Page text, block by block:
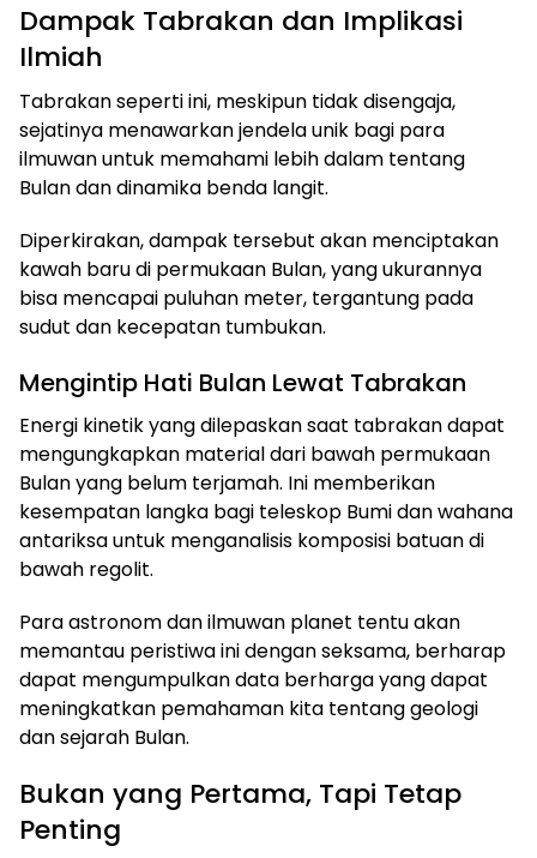
Dampak Tabrakan dan Implikasi
Ilmiah
Tabrakan seperti ini, meskipun tidak disengaja,
sejatinya menawarkan jendela unik bagi para
ilmuwan untuk memahami lebih dalam tentang
Bulan dan dinamika benda langit.
Diperkirakan, dampak tersebut akan menciptakan
kawah baru di permukaan Bulan, yang ukurannya
bisa mencapai puluhan meter, tergantung pada
sudut dan kecepatan tumbukan.
Mengintip Hati Bulan Lewat Tabrakan
Energi kinetik yang dilepaskan saat tabrakan dapat
mengungkapkan material dari bawah permukaan
Bulan yang belum terjamah. Ini memberikan
kesempatan langka bagi teleskop Bumi dan wahana
antariksa untuk menganalisis komposisi batuan di
bawah regolit.
Para astronom dan ilmuwan planet tentu akan
memantau peristiwa ini dengan seksama, berharap
dapat mengumpulkan data berharga yang dapat
meningkatkan pemahaman kita tentang geologi
dan sejarah Bulan.
Bukan yang Pertama, Tapi Tetap
Penting